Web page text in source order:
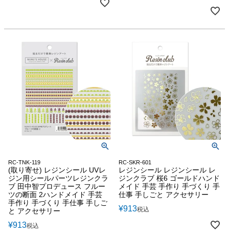
RC-TNK-119
(取り寄せ) レジンシール UVレ
ジン用シールパーツレジンクラ
ブ 田中智プロデュース フルー
ツの断面 2ハンドメイド 手芸
手作り 手づくり 手仕事 手しご
と アクセサリー
¥913税込
RC-SKR-601
レジンシール レジンシール レ
ジンクラブ 桜6 ゴールドハンド
メイド 手芸 手作り 手づくり 手
仕事 手しごと アクセサリー
¥913税込